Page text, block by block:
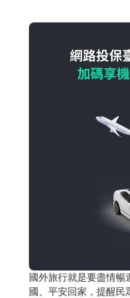
國外旅行就是要盡情暢
國、平安回家，提醒民